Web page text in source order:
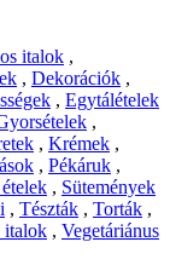
italok ,
, Dekorációk ,
, Egytálételek
,
, Krémek ,
, Pékáruk ,
, Sütemények
, Tészták , Torták ,
italok , Vegetáriánus